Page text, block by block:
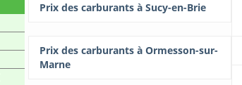
Prix des carburants à Sucy-en-Brie
Prix des carburants à Ormesson-sur-
Marne